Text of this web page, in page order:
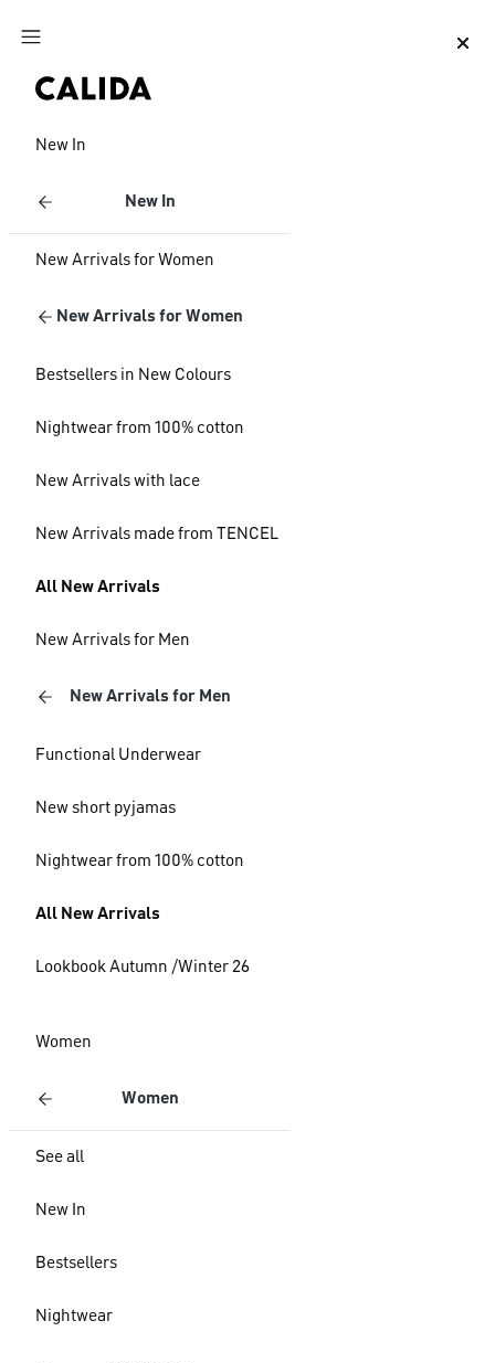
Jump to main content
New In
New In
New Arrivals for Women
New Arrivals for Women
Bestsellers in New Colours
Nightwear from 100% cotton
New Arrivals with lace
New Arrivals made from TENCEL
All New Arrivals
New Arrivals for Men
New Arrivals for Men
Functional Underwear
New short pyjamas
Nightwear from 100% cotton
All New Arrivals
Lookbook Autumn /Winter 26
Women
Women
See all
New In
Bestsellers
Nightwear